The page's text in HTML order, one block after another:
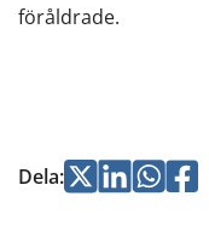
föråldrade.
Dela:Jaa Jaa Jaa
Jaa